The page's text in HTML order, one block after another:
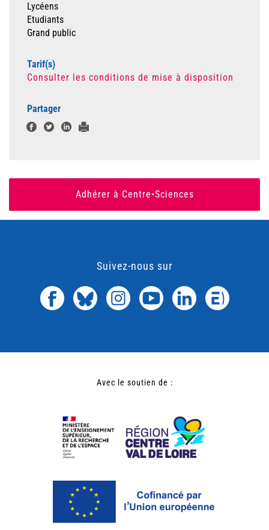
Lycéens
Etudiants
Grand public
Tarif(s)
Consulter les conditions de mise à disposition
Partager
Adhérer à Centre•Sciences
Suivez-nous sur
Avec le soutien de :